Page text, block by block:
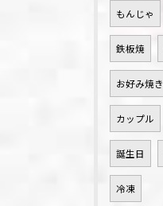
もんじゃ
鉄板焼
お好み焼き
カップル
誕生日
冷凍